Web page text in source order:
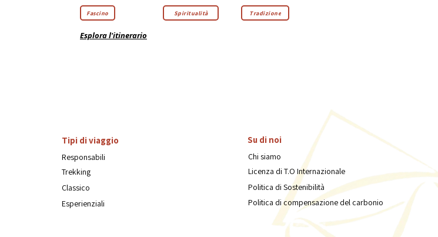
Fascino Spiritualità Tradizione
Esplora l'itinerario
Tipi di viaggio
Responsabili
Trekking
Classico
Esperienziali
Su di noi
Chi siamo
Licenza di T.O Internazionale
Politica di Sostenibilità
Politica di compensazione del carbonio